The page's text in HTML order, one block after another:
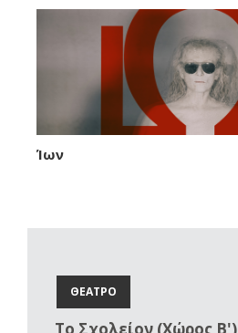
Ίων
ΘΕΑΤΡΟ